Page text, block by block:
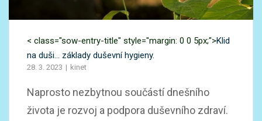
< class="sow-entry-title" style="margin: 0 0 5px;">Klid
na duši… základy duševní hygieny.
28. 3. 2023 kinet
Naprosto nezbytnou součástí dnešního
života je rozvoj a podpora duševního zdraví.